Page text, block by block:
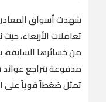
شهدت أسواق المعادن
تعاملات الأربعاء،
من خسائرها السابقة،
مدفوعة بتراجع عوائد
تمثل ضغطاً قوياً على